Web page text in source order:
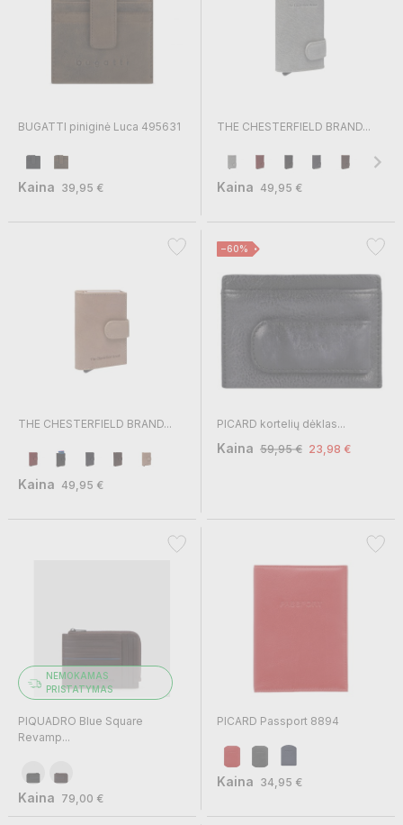
BUGATTI piniginė Luca 495631
Kaina 39,95 €
THE CHESTERFIELD BRAND...
Kaina 49,95 €
THE CHESTERFIELD BRAND...
Kaina 49,95 €
−60%
PICARD kortelių dėklas...
Kaina 59,95 € 23,98 €
NEMOKAMAS
PRISTATYMAS
PIQUADRO Blue Square
Revamp...
Kaina 79,00 €
PICARD Passport 8894
Kaina 34,95 €